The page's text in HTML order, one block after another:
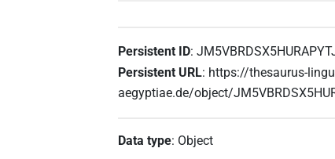
Persistent ID:
Persistent URL: https://thesaurus-
aegyptiae.de/object/
Data type: Object